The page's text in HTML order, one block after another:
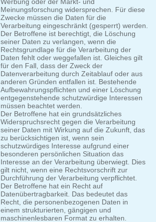
Meinungsforschung widersprechen. Für diese
Zwecke müssen die Daten für die
Verarbeitung eingeschränkt (gesperrt) werden.
Der Betroffene ist berechtigt, die Löschung
seiner Daten zu verlangen, wenn die
Rechtsgrundlage für die Verarbeitung der
Daten fehlt oder weggefallen ist. Gleiches gilt
für den Fall, dass der Zweck der
Datenverarbeitung durch Zeitablauf oder aus
anderen Gründen entfallen ist. Bestehende
Aufbewahrungspflichten und einer Löschung
entgegenstehende schutzwürdige Interessen
müssen beachtet werden.
Der Betroffene hat ein grundsätzliches
Widerspruchsrecht gegen die Verarbeitung
seiner Daten mit Wirkung auf die Zukunft, das
zu berücksichtigen ist, wenn sein
schutzwürdiges Interesse aufgrund einer
besonderen persönlichen Situation das
Interesse an der Verarbeitung überwiegt. Dies
gilt nicht, wenn eine Rechtsvorschrift zur
Durchführung der Verarbeitung verpflichtet.
Der Betroffene hat ein Recht auf
Datenübertragbarkeit. Das bedeutet das
Recht, die personenbezogenen Daten in
einem strukturierten, gängigen und
maschinenlesbaren Format zu erhalten.